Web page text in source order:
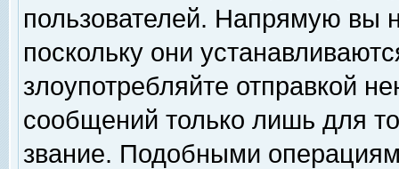
пользователей. Напрямую вы
поскольку они
злоупотребляйте отправкой
сообщений только лишь для
звание. Подобными